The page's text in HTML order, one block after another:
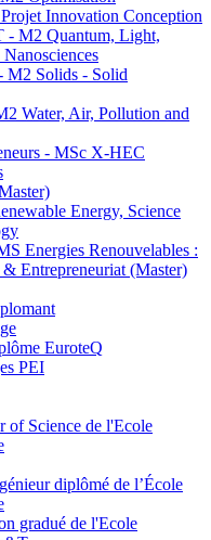
Innovation Conception
M2 Quantum, Light,
Solids - Solid
Water, Air, Pollution and
- MSc X-HEC
Energy, Science
Energies Renouvelables :
Entrepreneuriat (Master)
EuroteQ
PEI
of Science de l'Ecole
diplômé de l’École
gradué de l'Ecole